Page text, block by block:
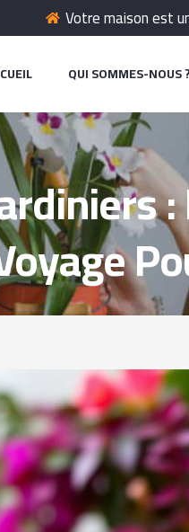
Votre maison est
QUI SOMMES-NOUS ?